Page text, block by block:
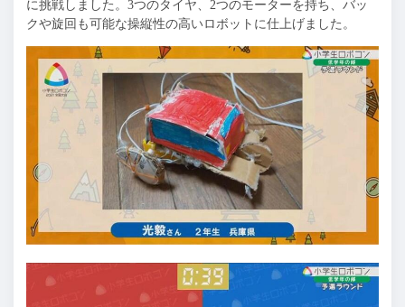
に挑戦しました。3つのタイヤ、2つのモーターを持ち、バッ
クや旋回も可能な操縦性の高いロボットに仕上げました。